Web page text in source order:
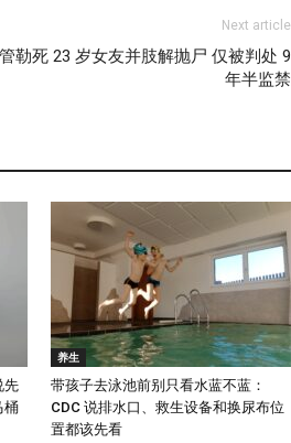
Next article
勒死 23 岁女友并肢解抛尸 仅被判处 9
年半监禁
先
桶
养生
带孩子去泳池前别只看水蓝不蓝：
CDC 说排水口、救生设备和换尿布位
置都该先看